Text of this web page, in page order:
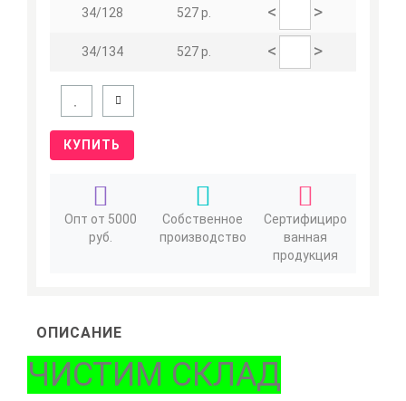
34/128 527 р. < >
34/134 527 р. < >
КУПИТЬ
Опт от 5000
руб.
Собственное
производство
Сертифициро
ванная
продукция
ОПИСАНИЕ
ЧИСТИМ СКЛАД